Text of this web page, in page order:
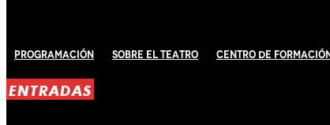
Programación Sobre El Teatro Centro de Formación
ENTRADAS